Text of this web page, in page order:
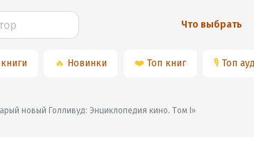
Что выбрать
🔥 Новинки ❤️ Топ книг 🎙 Топ
новый Голливуд: Энциклопедия кино. Tом I»